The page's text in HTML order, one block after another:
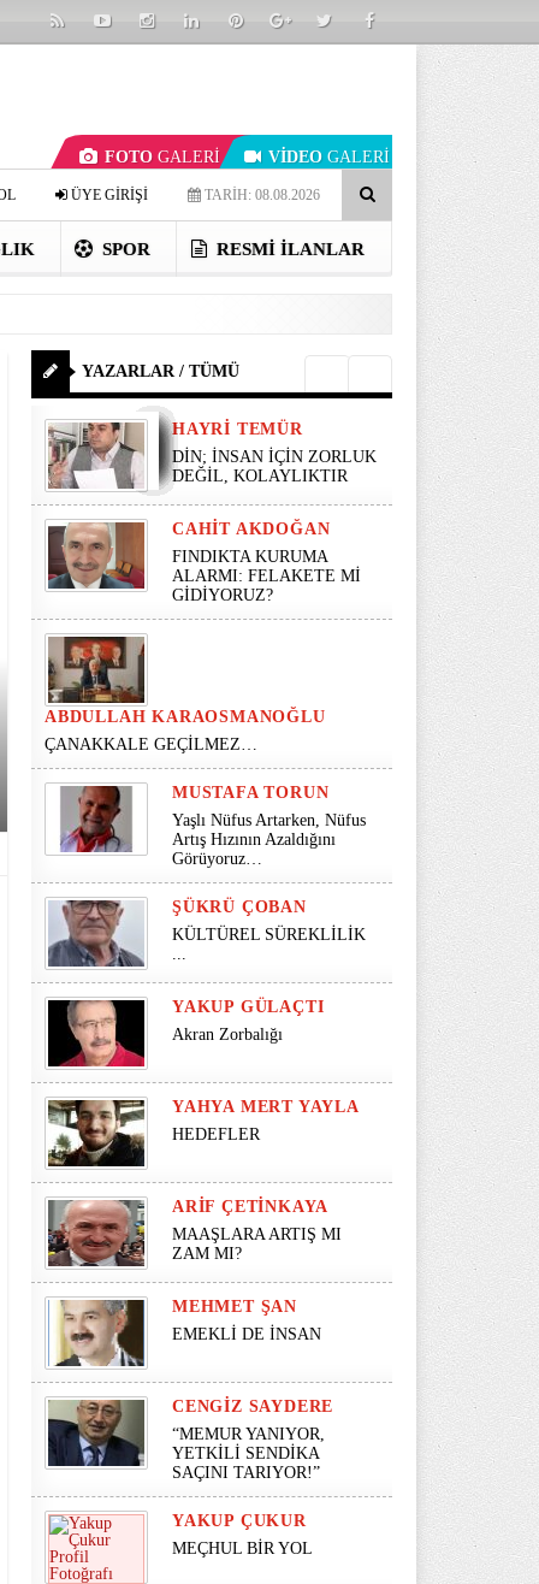
FOTO GALERİ VİDEO GALERİ
TARİH: 08.08.2026
ÜYE GİRİŞİ
SPOR RESMI İLANLAR
YAZARLAR / TÜMÜ
HAYRI TEMÜR
DİN; İNSAN İÇİN ZORLUK
DEĞİL, KOLAYLIKTIR
CAHIT AKDOĞAN
FINDIKTA KURUMA
ALARMI: FELAKETE Mİ
GİDİYORUZ?
ABDULLAH KARAOSMANOĞLU
ÇANAKKALE GEÇİLMEZ…
MUSTAFA TORUN
Yaşlı Nüfus Artarken, Nüfus
Artış Hızının Azaldığını
Görüyoruz…
ŞÜKRÜ ÇOBAN
KÜLTÜREL SÜREKLİLİK
...
YAKUP GÜLAÇTI
Akran Zorbalığı
YAHYA MERT YAYLA
HEDEFLER
ARIF ÇETINKAYA
MAAŞLARA ARTIŞ MI
ZAM MI?
MEHMET ŞAN
EMEKLİ DE İNSAN
CENGIZ SAYDERE
“MEMUR YANIYOR,
YETKİLİ SENDİKA
SAÇINI TARIYOR!”
YAKUP ÇUKUR
MEÇHUL BİR YOL